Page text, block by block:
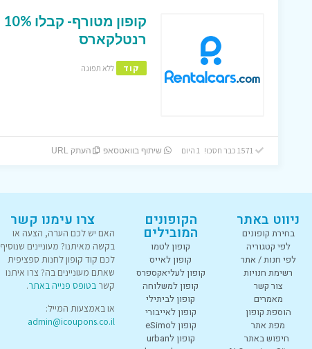
רנטלקארס
קוד ללא תפוגה
1571 כבר חסכו! 1 היום שיתוף בוואטסאפ העתק URL
ניווט באתר
בחירת קופונים
לפי קטגוריה
לפי חנות / אתר
רשימת חנויות
צור קשר
מאמרים
הוספת קופון
מפת אתר
חיפוש באתר
הקופונים
המובילים
קופון לטמו
קופון לאייס
קופון לעליאקספרס
קופון למשלוחה
קופון לביתילי
קופון לאייבורי
קופון לeSimo
קופון לurban
צרו עימנו קשר
האם יש לכם הערה, הצעה או
בקשה מאיתנו? מעוניינים שנוסיף
לכם קוד קופון לחנות ספציפית
שאתם מעוניינים בה? צרו איתנו
קשר בטופס פנייה באתר.
או באמצעות המייל:
admin@icoupons.co.il